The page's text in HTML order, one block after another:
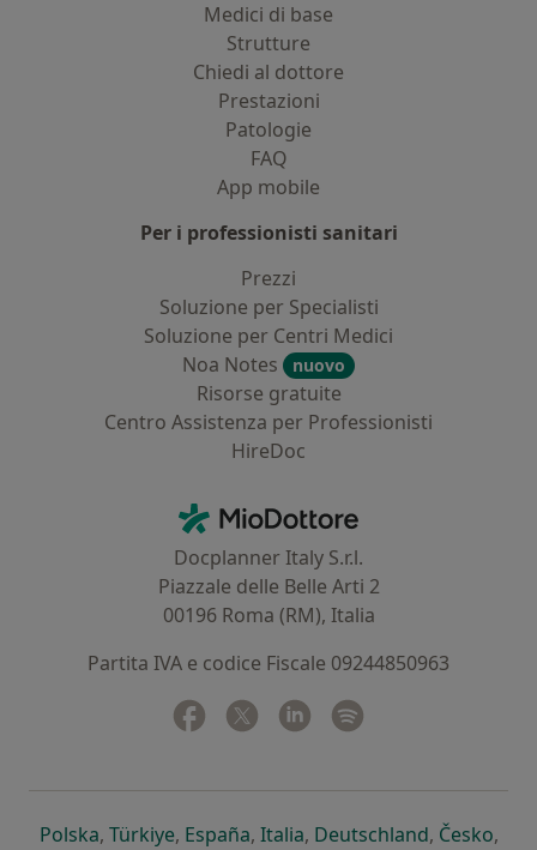
Medici di base
Strutture
Chiedi al dottore
Prestazioni
Patologie
FAQ
App mobile
Per i professionisti sanitari
Prezzi
Soluzione per Specialisti
Soluzione per Centri Medici
Noa Notes
nuovo
Risorse gratuite
Centro Assistenza per Professionisti
HireDoc
MioDottore - Homepage
Docplanner Italy S.r.l.
Piazzale delle Belle Arti 2
00196 Roma (RM), Italia
Partita IVA e codice Fiscale 09244850963
Facebook
si apre in una nuova scheda
Twitter
si apre in una nuova scheda
Linkedin
si apre in una nuova
Polskasi apre in una nuova scheda
, Türkiyesi apre in una nuova scheda
, Españasi apre in una nuova scheda
, Italiasi apre in una nuova
, Deutschlandsi apre in
, Českosi
,